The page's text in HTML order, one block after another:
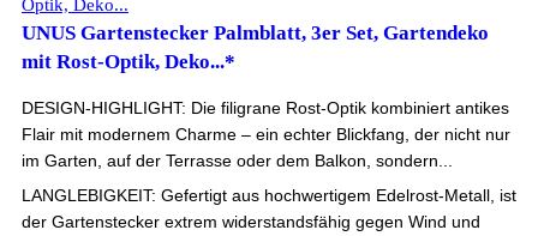
UNUS Gartenstecker Palmblatt, 3er Set, Gartendeko
mit Rost-Optik, Deko...*
DESIGN-HIGHLIGHT: Die filigrane Rost-Optik kombiniert antikes
Flair mit modernem Charme – ein echter Blickfang, der nicht nur
im Garten, auf der Terrasse oder dem Balkon, sondern...
LANGLEBIGKEIT: Gefertigt aus hochwertigem Edelrost-Metall, ist
der Gartenstecker extrem widerstandsfähig gegen Wind und